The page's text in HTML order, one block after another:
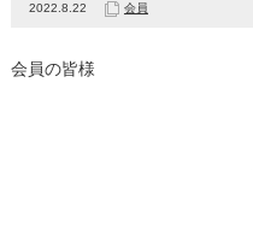
2022.8.22 会員
会員の皆様